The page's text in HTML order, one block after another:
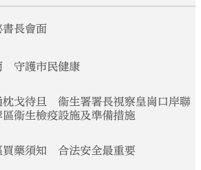
長會面
守護市民健康
枕戈待旦 衞生署署長視察皇崗口岸聯
衞生檢疫設施及準備措施
買藥須知 合法安全最重要